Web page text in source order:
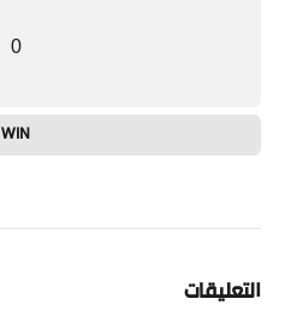
0
WIN
التعليقات